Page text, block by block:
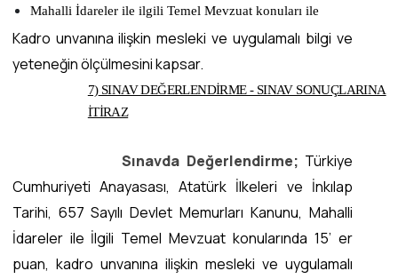
Mahalli İdareler ile ilgili Temel Mevzuat konuları ile
Kadro unvanına ilişkin mesleki ve uygulamalı bilgi ve
yeteneğin ölçülmesini kapsar.
7)SINAV DEĞERLENDİRME - SINAV SONUÇLARINA
İTİRAZ
Sınavda Değerlendirme; Türkiye
Cumhuriyeti Anayasası, Atatürk İlkeleri ve İnkılap
Tarihi, 657 Sayılı Devlet Memurları Kanunu, Mahalli
İdareler ile İlgili Temel Mevzuat konularında 15’ er
puan, kadro unvanına ilişkin mesleki ve uygulamalı